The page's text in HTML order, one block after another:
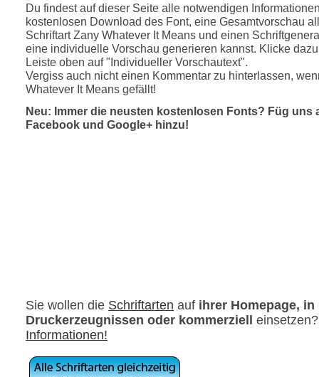
Du findest auf dieser Seite alle notwendigen
kostenlosen Download des Font, eine Gesamtvorschau
Schriftart Zany Whatever It Means und einen
eine individuelle Vorschau generieren kannst. Klicke
Leiste oben auf "Individueller Vorschautext".
Vergiss auch nicht einen Kommentar zu hinterlassen,
Whatever It Means gefällt!
Neu: Immer die neusten kostenlosen Fonts? Füg uns
Facebook und Google+ hinzu!
Sie wollen die Schriftarten auf ihrer Homepage, in
Druckerzeugnissen oder kommerziell
Informationen!